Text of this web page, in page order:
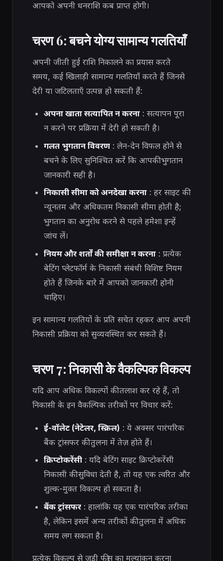
आपको अपनी धनराशि कब प्राप्त होगी।
चरण 6: बचने योग्य सामान्य गलतियाँ
अपनी जीती हुई राशि निकालने का प्रयास करते
समय, कई खिलाड़ी सामान्य गलतियाँ करते हैं जिनसे
देरी या जटिलताएँ उत्पन्न हो सकती हैं:
अपना खाता सत्यापित न करना: सत्यापन पूरा
न करने पर प्रक्रिया में देरी हो सकती है।
गलत भुगतान विवरण: लेन-देन विफल होने से
बचने के लिए सुनिश्चित करें कि आपकी भुगतान
जानकारी सही है।
निकासी सीमा को अनदेखा करना: हर साइट की
न्यूनतम और अधिकतम निकासी सीमा होती है;
भुगतान का अनुरोध करने से पहले हमेशा इन्हें
जांच लें।
नियम और शर्तों की समीक्षा न करना: प्रत्येक
बेटिंग प्लेटफॉर्म के निकासी संबंधी विशिष्ट नियम
होते हैं जिनके बारे में आपको जानकारी होनी
चाहिए।
इन सामान्य गलतियों के प्रति सचेत रहकर आप अपनी
निकासी प्रक्रिया को सुव्यवस्थित कर सकते हैं।
चरण 7: निकासी के वैकल्पिक विकल्प
यदि आप अधिक विकल्पों की तलाश कर रहे हैं, तो
निकासी के इन वैकल्पिक तरीकों पर विचार करें:
ई-वॉलेट (नेटेलर, स्क्रिल) : ये अक्सर पारंपरिक
बैंक ट्रांसफर की तुलना में तेज़ होते हैं।
क्रिप्टोकरेंसी: यदि बेटिंग साइट क्रिप्टोकरेंसी
निकासी की सुविधा देती है, तो यह एक त्वरित और
शुल्क-मुक्त विकल्प हो सकता है।
बैंक ट्रांसफर: हालांकि यह एक पारंपरिक तरीका
है, लेकिन इसमें अन्य तरीकों की तुलना में अधिक
समय लग सकता है।
प्रत्येक विकल्प से जुड़ी फीस का मूल्यांकन करना